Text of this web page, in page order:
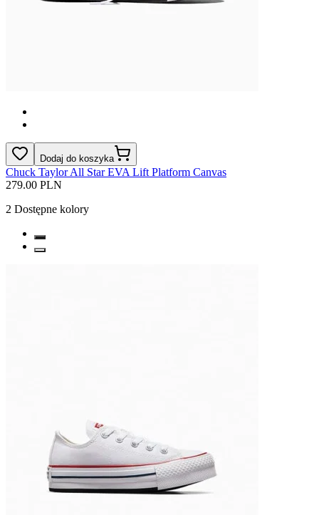
Dodaj do koszyka
Chuck Taylor All Star EVA Lift Platform Canvas
279.00 PLN
2 Dostępne kolory